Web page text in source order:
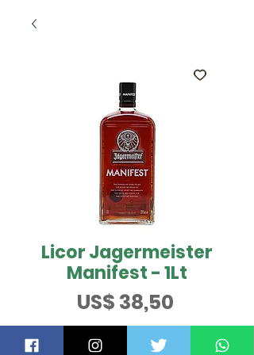
Licor Jagermeister
Manifest - 1Lt
US$ 38,50Preço
QUER SABER MAIS?